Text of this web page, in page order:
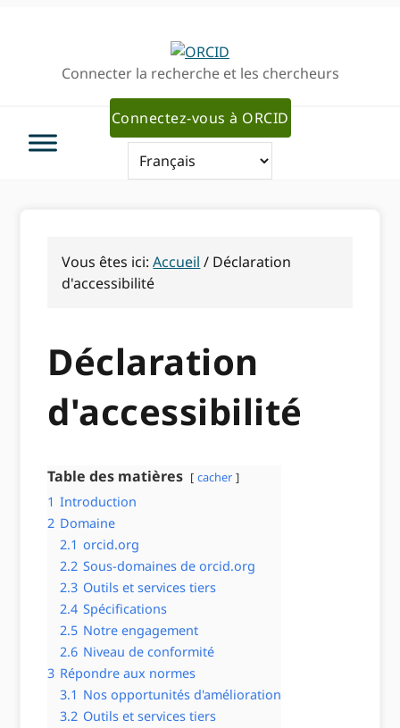
navigationConnecter la recherche et les chercheurs
Connectez-vous à ORCID
Vous êtes ici:Accueil / Déclaration
d'accessibilité
Déclaration
d'accessibilité
Table des matières cacher
1 Introduction
2 Domaine
2.1 orcid.org
2.2 Sous-domaines de orcid.org
2.3 Outils et services tiers
2.4 Spécifications
2.5 Notre engagement
2.6 Niveau de conformité
3 Répondre aux normes
3.1 Nos opportunités d'amélioration
3.2 Outils et services tiers